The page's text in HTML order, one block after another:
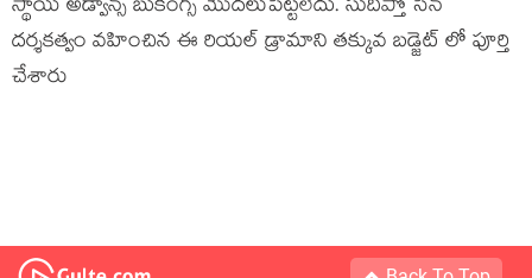
స్థాయి అడ్వాన్స్ బుకింగ్స్ మొదలుపెట్టలేదు. సుదిప్తో సేన్
దర్శకత్వం వహించిన ఈ రియల్ డ్రామాని తక్కువ బడ్జెట్ లో పూర్తి
చేశారు